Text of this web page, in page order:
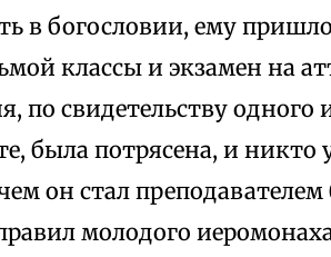
в богословии, ему
классы и экзамен на
по свидетельству одного
была потрясена, и никто
он стал преподавателем
молодого